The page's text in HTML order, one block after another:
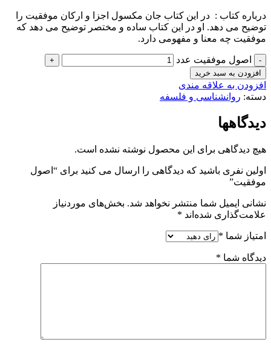
درباره كتاب : در این کتاب جان مکسول اجزا و ارکان موفقیت را
توضیح می­ دهد. او در این کتاب ساده و مختصر توضیح می­ دهد که
موفقیت چه معنا و مفهومی دارد.
اصول موفقيت عدد
افزودن به سبد خرید
افزودن به علاقه مندی
دسته: روانشناسی و فلسفه
دیدگاهها
هیچ دیدگاهی برای این محصول نوشته نشده است.
اولین نفری باشید که دیدگاهی را ارسال می کنید برای “اصول
موفقيت”
نشانی ایمیل شما منتشر نخواهد شد. بخش‌های موردنیاز
علامت‌گذاری شده‌اند *
امتیاز شما *
دیدگاه شما *